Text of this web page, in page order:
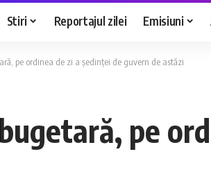
Stiri Reportajul zilei Emisiuni
pe ordinea de zi a ședinței de guvern de astăzi
pe